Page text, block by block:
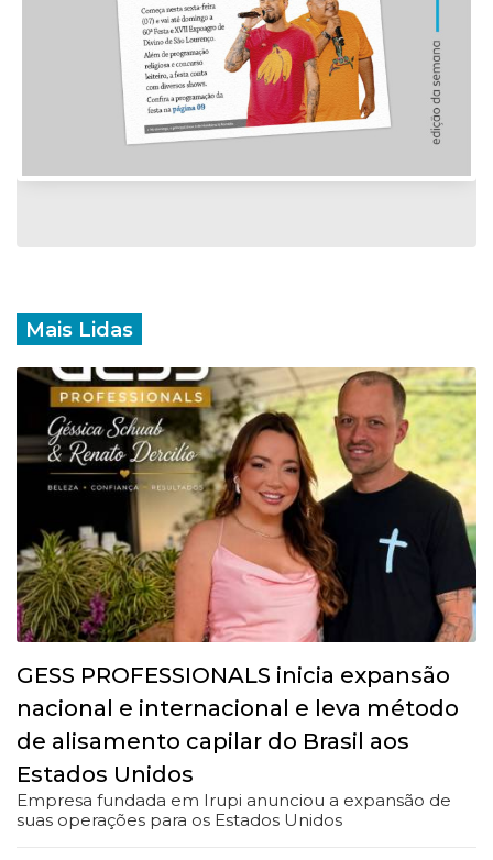
Mais Lidas
GESS PROFESSIONALS inicia expansão
nacional e internacional e leva método
de alisamento capilar do Brasil aos
Estados Unidos
Empresa fundada em Irupi anunciou a expansão de
suas operações para os Estados Unidos